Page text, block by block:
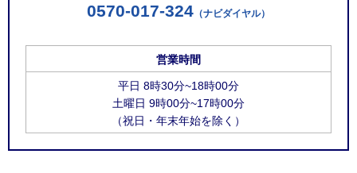
0570-017-324 （ナビダイヤル）
営業時間
平日 8時30分~18時00分
土曜日 9時00分~17時00分
（祝日・年末年始を除く）